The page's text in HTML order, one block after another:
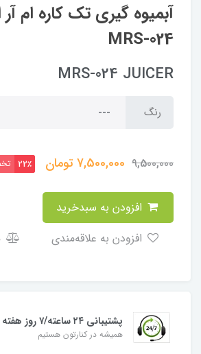
آبمیوه گیری تک کاره ام
MRS-024
MRS-024 JUICER
رنگ
9,500,000
7,500,000تومان 22٪
پشتیبانی ۲۴ ساعته/۷ روز هفته
همیشه در کنارتون هستیم